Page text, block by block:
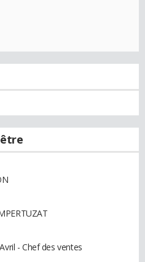
- Chef des ventes